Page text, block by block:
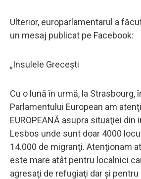
Ulterior, europarlamentarul a
un mesaj publicat pe Facebook:
„Insulele Greceşti
Cu o lună în urmă, la Strasbourg,
Parlamentului European am
EUROPEANĂ asupra situaţiei
Lesbos unde sunt doar 4000
14.000 de migranţi. Atenţionam
este mare atât pentru localnici
agresaţi de refugiaţi dar şi